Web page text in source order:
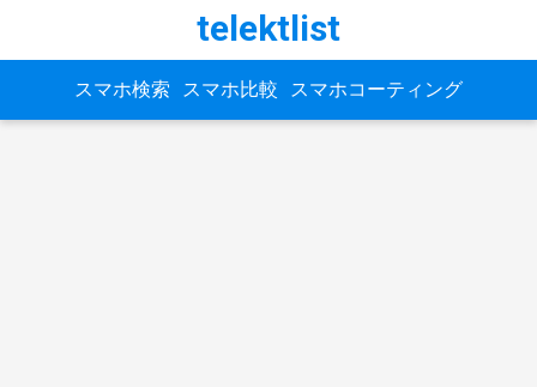
telektlist
スマホ検索 スマホ比較 スマホコーティング